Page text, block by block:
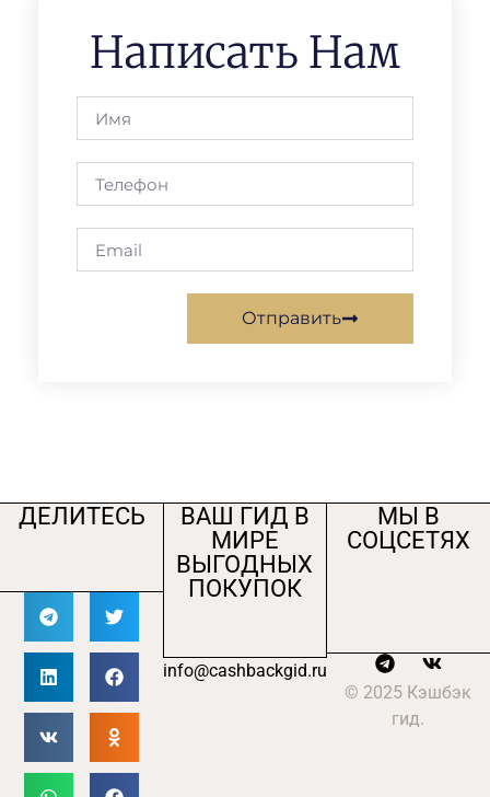
Написать Нам
Отправить
ДЕЛИТЕСЬ
ВАШ ГИД В
МИРЕ
ВЫГОДНЫХ
ПОКУПОК
info@cashbackgid.ru
МЫ В
СОЦСЕТЯХ
© 2025 Кэшбэк
гид.